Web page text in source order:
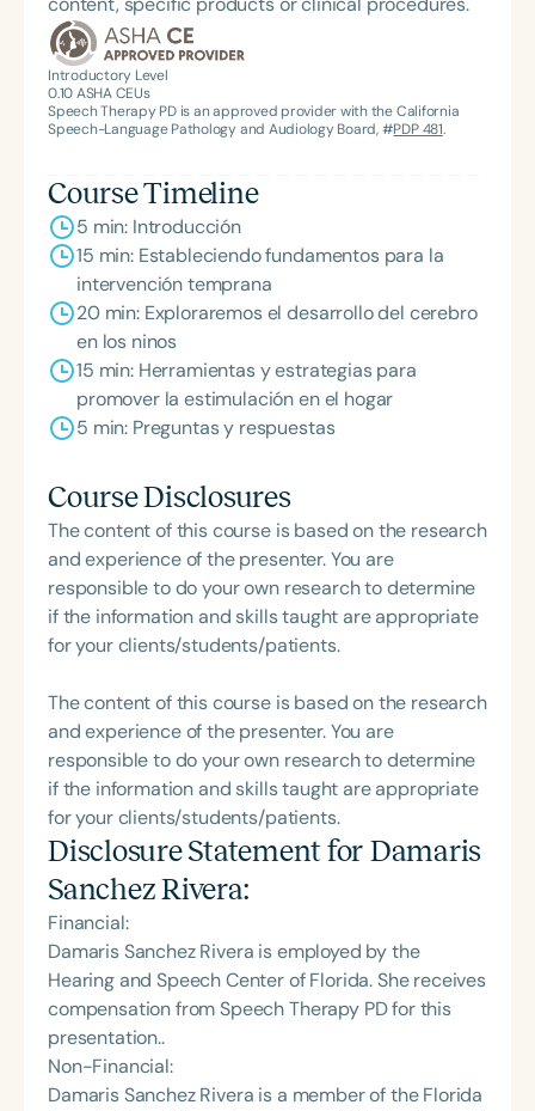
believes that early intervention is the key. Every
year, she provides training for teachers and
parents on topics related to Communication,
Autism, and Language development. In 2023,
Damaris was invited by the Office of Head Start in
Summit as a panelist and presenter discussing
Adverse Childhood Experiences (ACEs). Damaris
enjoys building relationships with her clients and
their families and wishes to promote a rich learning
environment.
Introductory Level
0.10ASHA CEUs
Speech Therapy PD is an approved provider with the California
Speech-Language Pathology and Audiology Board, #PDP 481.
Course Timeline
5 min: Introducción
15 min: Estableciendo fundamentos para la
intervención temprana
20 min: Exploraremos el desarrollo del cerebro
en los ninos
15 min: Herramientas y estrategias para
promover la estimulación en el hogar
5 min: Preguntas y respuestas
Course Disclosures
The content of this course is based on the research
and experience of the presenter. You are
responsible to do your own research to determine
if the information and skills taught are appropriate
for your clients/students/patients.
The content of this course is based on the research
and experience of the presenter. You are
responsible to do your own research to determine
if the information and skills taught are appropriate
for your clients/students/patients.
Disclosure Statement for Damaris
Sanchez Rivera:
Financial:
Damaris Sanchez Rivera is employed by the
Hearing and Speech Center of Florida. She receives
compensation from Speech Therapy PD for this
presentation..
Non-Financial:
Damaris Sanchez Rivera is a member of the Florida